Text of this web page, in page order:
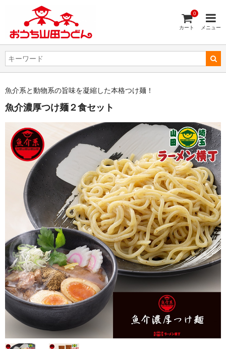
カート
0
メニュー
魚介系と動物系の旨味を凝縮した本格つけ麺！
魚介濃厚つけ麺２食セット